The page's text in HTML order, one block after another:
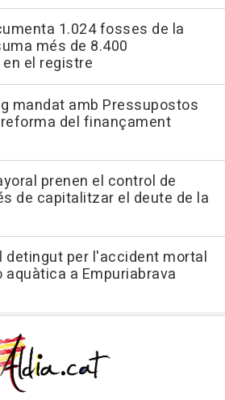
1.024 fosses de la
més de 8.400
el registre
mandat amb Pressupostos
del finançament
prenen el control de
de capitalitzar el deute de la
detingut per l'accident mortal
aquàtica a Empuriabrava